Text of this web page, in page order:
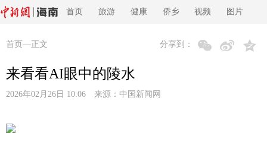
首页 旅游 健康 侨乡 视频 图片
首页 —正文 分享到：
来看看AI眼中的陵水
2026年02月26日 10:06 来源： 中国新闻网